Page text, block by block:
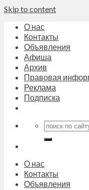
Skip to content
О нас
Контакты
Объявления
Афиша
Архив
Правовая
Реклама
Подписка
О нас
Контакты
Объявления